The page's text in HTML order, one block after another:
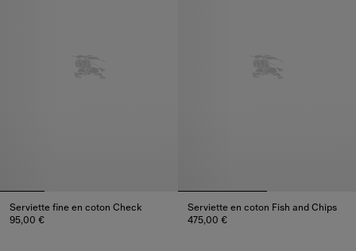
Serviette fine en coton Check
95,00 €
Serviette en coton Fish and Chips
475,00 €